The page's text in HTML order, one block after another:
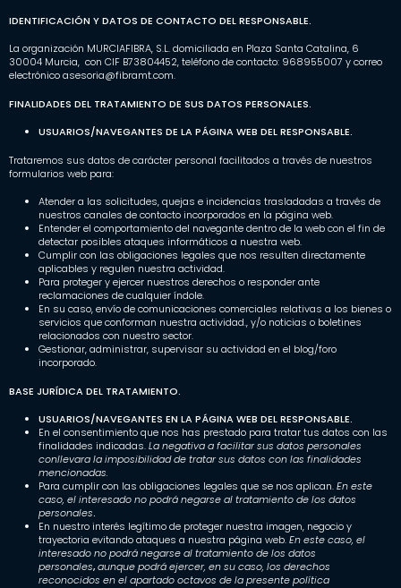
IDENTIFICACIÓN Y DATOS DE CONTACTO DEL RESPONSABLE.
La organización MURCIAFIBRA, S.L. domiciliada en Plaza Santa Catalina, 6
30004 Murcia, con CIF B73804452, teléfono de contacto: 968955007 y correo
electrónico asesoria@fibramt.com.
FINALIDADES DEL TRATAMIENTO DE SUS DATOS PERSONALES.
USUARIOS/NAVEGANTES DE LA PÁGINA WEB DEL RESPONSABLE.
Trataremos sus datos de carácter personal facilitados a través de nuestros
formularios web para:
Atender a las solicitudes, quejas e incidencias trasladadas a través de
nuestros canales de contacto incorporados en la página web.
Entender el comportamiento del navegante dentro de la web con el fin de
detectar posibles ataques informáticos a nuestra web.
Cumplir con las obligaciones legales que nos resulten directamente
aplicables y regulen nuestra actividad.
Para proteger y ejercer nuestros derechos o responder ante
reclamaciones de cualquier índole.
En su caso, envío de comunicaciones comerciales relativas a los bienes o
servicios que conforman nuestra actividad., y/o noticias o boletines
relacionados con nuestro sector.
Gestionar, administrar, supervisar su actividad en el blog/foro
incorporado.
BASE JURÍDICA DEL TRATAMIENTO.
USUARIOS/NAVEGANTES EN LA PÁGINA WEB DEL RESPONSABLE.
En el consentimiento que nos has prestado para tratar tus datos con las
finalidades indicadas.La negativa a facilitar sus datos personales
conllevara la imposibilidad de tratar sus datos con las finalidades
mencionadas.
Para cumplir con las obligaciones legales que se nos aplican.En este
caso, el interesado no podrá negarse al tratamiento de los datos
personales.
En nuestro interés legítimo de proteger nuestra imagen, negocio y
trayectoria evitando ataques a nuestra página web.En este caso, el
interesado no podrá negarse al tratamiento de los datos
personales,aunque podrá ejercer, en su caso, los derechos
reconocidos en el apartado octavos de la presente política